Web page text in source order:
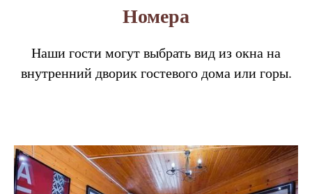
Номера
Наши гости могут выбрать вид из окна на
внутренний дворик гостевого дома или горы.